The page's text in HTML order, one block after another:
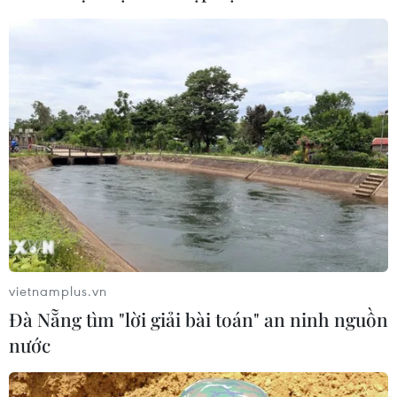
CƠ QUAN CHỦ QUẢN: THÔNG TẤN XÃ VIỆT NAM
Tổng Biên tập: TRẦN TIẾN DUẨN
Phó Tổng Biên tập: NGUYỄN THỊ TÁM, KHÚC THANH
THỦY
Sở hữu trí tuệ
Quy định sử dụng
RSS
Hỗ trợ
Ngôn ngữ
Dịch vụ tin
Liên hệ
vietnamplus.vn
Đà Nẵng tìm "lời giải bài toán" an ninh nguồn
nước